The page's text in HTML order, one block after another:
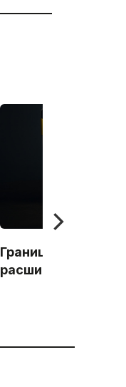
Границы
расширены